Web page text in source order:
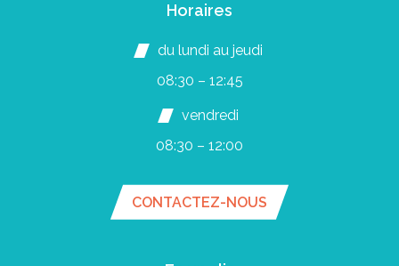
Horaires
du lundi au jeudi
08:30 – 12:45
vendredi
08:30 – 12:00
CONTACTEZ-NOUS